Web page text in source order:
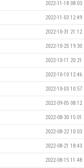
2022-11-18 08:03
2022-11-03 12:49
2022-10-31 21:12
2022-10-25 19:30
2022-10-11 20:21
2022-10-10 12:46
2022-10-03 10:57
2022-09-05 08:12
2022-08-30 15:01
2022-08-22 10:03
2022-08-21 18:43
2022-08-15 11:48